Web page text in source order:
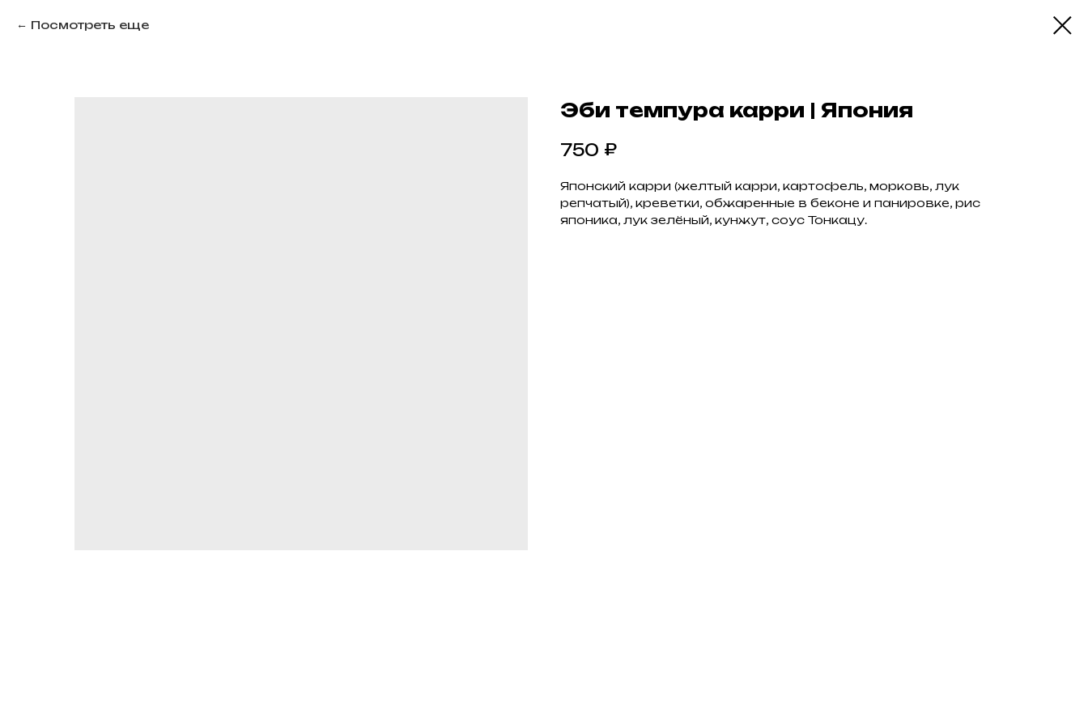
Посмотреть еще
Эби темпура карри | Япония
750 ₽
Японский карри (желтый карри, картофель, морковь, лук
репчатый), креветки, обжаренные в беконе и панировке, рис
японика, лук зелёный, кунжут, соус Тонкацу.